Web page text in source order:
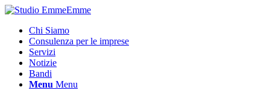
Chi Siamo
Consulenza per le imprese
Servizi
Notizie
Bandi
Menu Menu